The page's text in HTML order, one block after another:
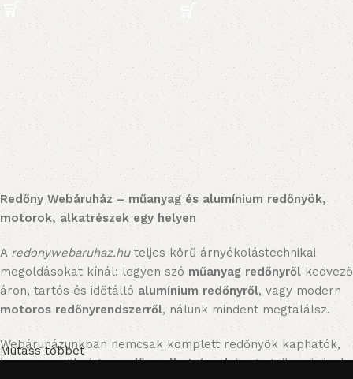
Redőny Webáruház – műanyag és alumínium redőnyök,
motorok, alkatrészek egy helyen
A redonywebaruhaz.huteljes körű árnyékolástechnikai
megoldásokat kínál: legyen szó műanyag redőnyrőlkedvező
áron, tartós és időtálló alumínium redőnyről, vagy modern
motoros redőnyrendszerről, nálunk mindent megtalálsz.
Webáruházunkban nemcsak komplett redőnyök kaphatók,
hanem a szükségesredőny alkatrészekis: gurtnik, zsinórok,
Mutass többet